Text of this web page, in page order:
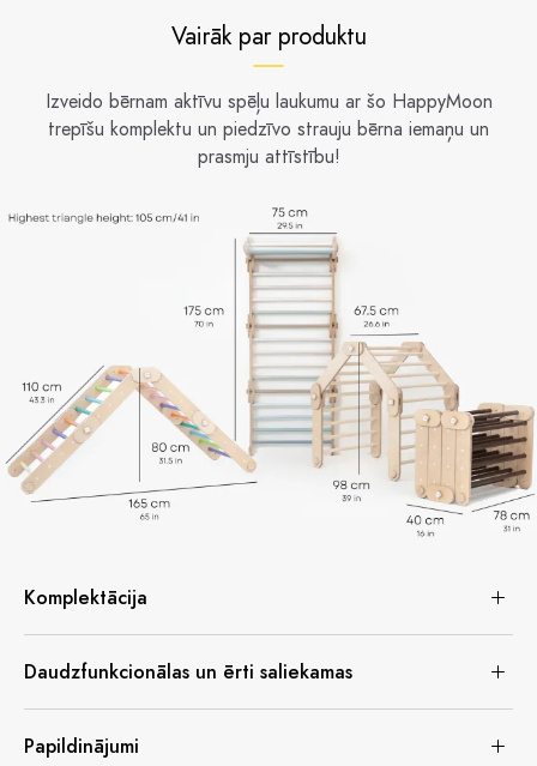
Vairāk par produktu
Izveido bērnam aktīvu spēļu laukumu ar šo HappyMoon
trepīšu komplektu un piedzīvo strauju bērna iemaņu un
prasmju attīstību!
Komplektācija
Daudzfunkcionālas un ērti saliekamas
Papildinājumi